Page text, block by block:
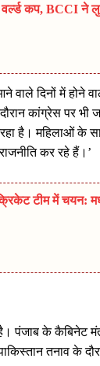
कप, BCCI ने
दिनों में होने
कांग्रेस पर
है। महिलाओं के
कर रहे हैं।’
टीम में चयन:
पंजाब के कैबिनेट
तनाव के